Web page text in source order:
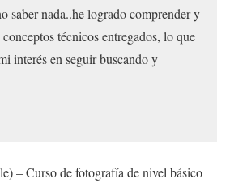
saber nada..he logrado comprender y
técnicos entregados, lo que
interés en seguir buscando y
– Curso de fotografía de nivel básico